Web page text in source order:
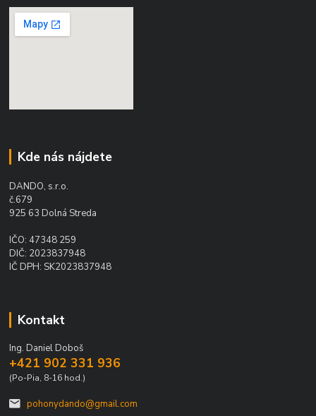
Kde nás nájdete
DANDO, s.r.o.
č.679
925 63 Dolná Streda
IČO: 47348 259
DIČ: 2023837948
IČ DPH: SK2023837948
Kontakt
Ing. Daniel Doboš
+421 902 331 936
(Po-Pia, 8-16 hod.)
pohonydando@gmail.com